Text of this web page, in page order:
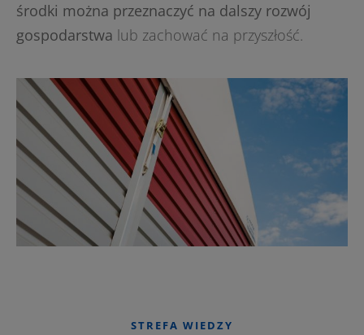
środki można przeznaczyć na dalszy rozwój
gospodarstwa lub zachować na przyszłość.
STREFA WIEDZY